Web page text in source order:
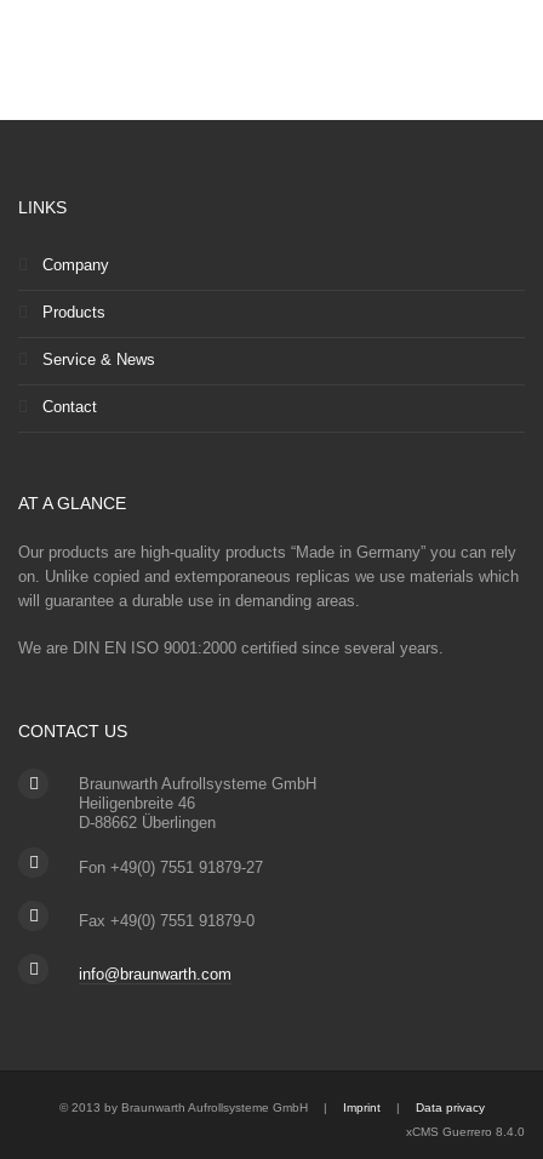
LINKS
Company
Products
Service & News
Contact
AT A GLANCE
Our products are high-quality products “Made in Germany” you can rely
on. Unlike copied and extemporaneous replicas we use materials which
will guarantee a durable use in demanding areas.
We are DIN EN ISO 9001:2000 certified since several years.
CONTACT US
Braunwarth Aufrollsysteme GmbH
Heiligenbreite 46
D-88662 Überlingen
Fon +49(0) 7551 91879-27
Fax +49(0) 7551 91879-0
info@braunwarth.com
© 2013 by Braunwarth Aufrollsysteme GmbH | Imprint |
Data privacy
xCMS Guerrero 8.4.0